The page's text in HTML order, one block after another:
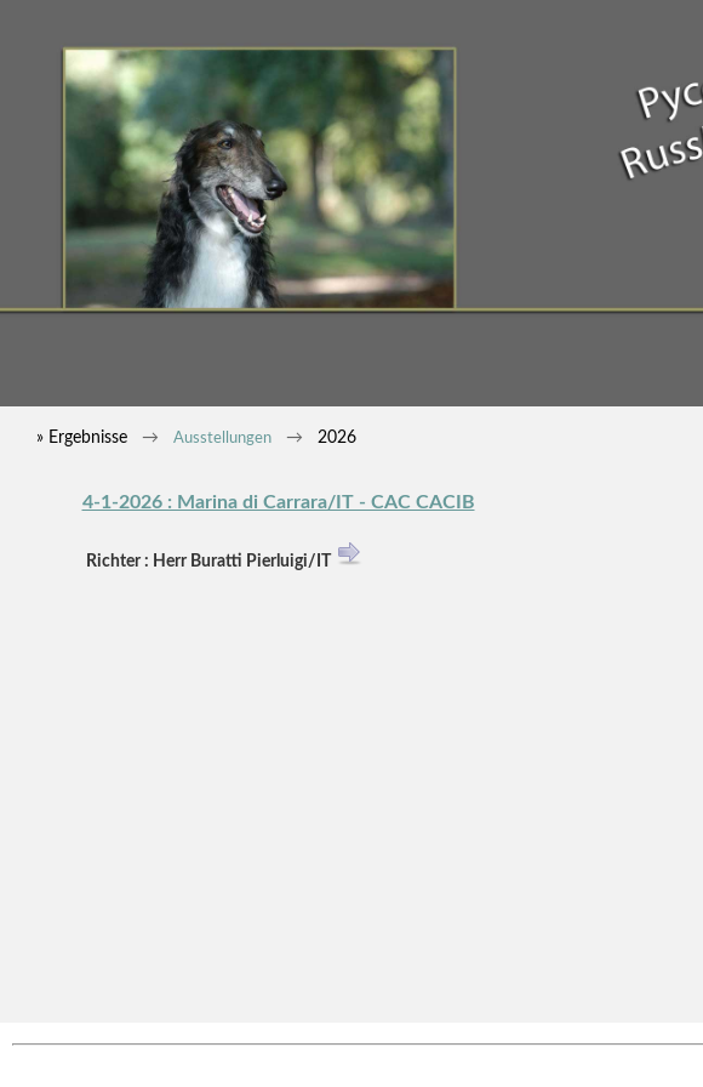
» Ergebnisse Ausstellungen 2026
4-1-2026 : Marina di Carrara/IT - CAC CACIB
Richter : Herr Buratti Pierluigi/IT